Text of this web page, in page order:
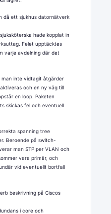
då ett sjukhus datornätverk
hade kopplat in
Felet upptäcktes
varje avdelning där det
man inte vidtagit åtgärder
och en ny väg till
en loop. Paketen
skickas fel och eventuell
spanning tree
Beroende på switch-
man STP per VLAN och
vara primär, och
vid eventuellt bortfall
beskrivning på Ciscos
i core och